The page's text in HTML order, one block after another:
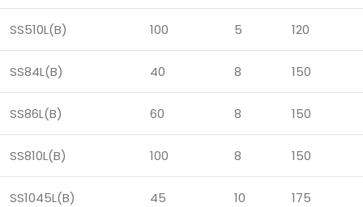
SS510L(B) 100 5 120
SS84L(B) 40 8 150
SS86L(B) 60 8 150
SS810L(B) 100 8 150
SS1045L(B) 45 10 175